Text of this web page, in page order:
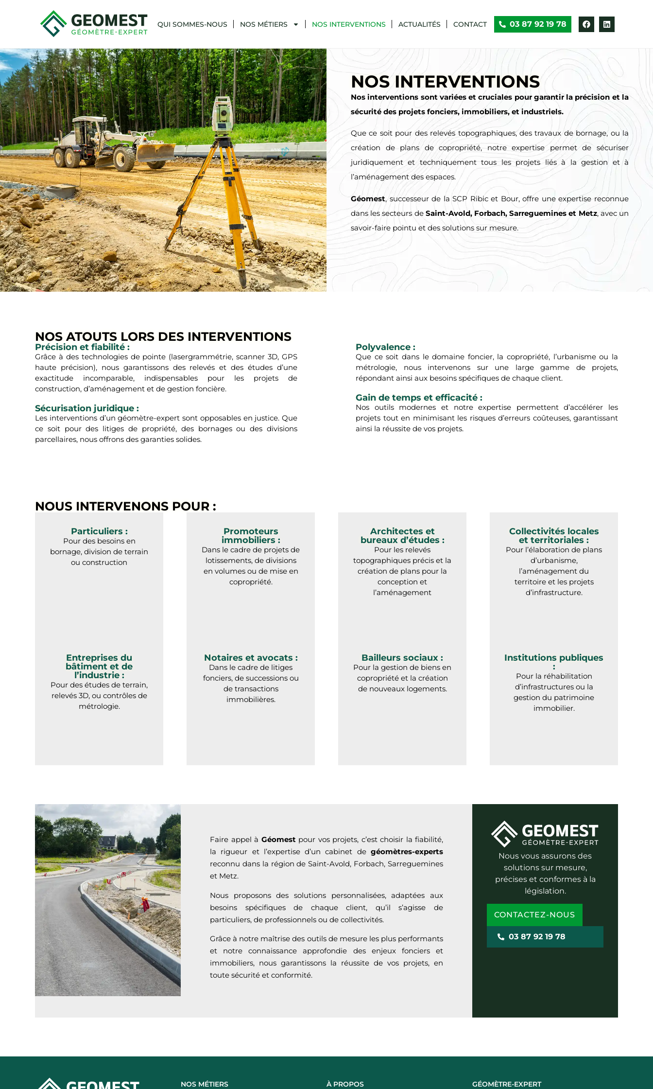
QUI SOMMES-NOUS NOS MÉTIERS NOS INTERVENTIONS ACTUALITÉS CONTACT 03 87 92 19 78
NOS INTERVENTIONS
Nos interventions sont variées et cruciales pour garantir la précision et la
sécurité des projets fonciers, immobiliers, et industriels.
Que ce soit pour des relevés topographiques, des travaux de bornage, ou la
création de plans de copropriété, notre expertise permet de sécuriser
juridiquement et techniquement tous les projets liés à la gestion et à
l’aménagement des espaces.
Géomest, successeur de la SCP Ribic et Bour, offre une expertise reconnue
dans les secteurs de Saint-Avold, Forbach, Sarreguemines et Metz, avec un
savoir-faire pointu et des solutions sur mesure.
NOS ATOUTS LORS DES INTERVENTIONS
Précision et fiabilité :
Grâce à des technologies de pointe (lasergrammétrie, scanner 3D, GPS
haute précision), nous garantissons des relevés et des études d’une
exactitude incomparable, indispensables pour les projets de
construction, d’aménagement et de gestion foncière.
Sécurisation juridique :
Les interventions d’un géomètre-expert sont opposables en justice. Que
ce soit pour des litiges de propriété, des bornages ou des divisions
parcellaires, nous offrons des garanties solides.
Polyvalence :
Que ce soit dans le domaine foncier, la copropriété, l’urbanisme ou la
métrologie, nous intervenons sur une large gamme de projets,
répondant ainsi aux besoins spécifiques de chaque client.
Gain de temps et efficacité :
Nos outils modernes et notre expertise permettent d’accélérer les
projets tout en minimisant les risques d’erreurs coûteuses, garantissant
ainsi la réussite de vos projets.
NOUS INTERVENONS POUR :
Particuliers :
Pour des besoins en
bornage, division de terrain
ou construction
Promoteurs
immobiliers :
Dans le cadre de projets de
lotissements, de divisions
en volumes ou de mise en
copropriété.
Architectes et
bureaux d’études :
Pour les relevés
topographiques précis et la
création de plans pour la
conception et
l’aménagement
Collectivités locales
et territoriales :
Pour l’élaboration de plans
d’urbanisme,
l’aménagement du
territoire et les projets
d’infrastructure.
Entreprises du
bâtiment et de
l’industrie :
Pour des études de terrain,
relevés 3D, ou contrôles de
métrologie.
Notaires et avocats :
Dans le cadre de litiges
fonciers, de successions ou
de transactions
immobilières.
Bailleurs sociaux :
Pour la gestion de biens en
copropriété et la création
de nouveaux logements.
Institutions publiques
:
Pour la réhabilitation
d’infrastructures ou la
gestion du patrimoine
immobilier.
Faire appel à Géomestpour vos projets, c’est choisir la fiabilité,
la rigueur et l’expertise d’un cabinet de géomètres-experts
reconnu dans la région de Saint-Avold, Forbach, Sarreguemines
et Metz.
Nous proposons des solutions personnalisées, adaptées aux
besoins spécifiques de chaque client, qu’il s’agisse de
particuliers, de professionnels ou de collectivités.
Grâce à notre maîtrise des outils de mesure les plus performants
et notre connaissance approfondie des enjeux fonciers et
immobiliers, nous garantissons la réussite de vos projets, en
toute sécurité et conformité.
Nous vous assurons des
solutions sur mesure,
précises et conformes à la
législation.
CONTACTEZ-NOUS
03 87 92 19 78
NOS MÉTIERS À PROPOS GÉOMÈTRE-EXPERT